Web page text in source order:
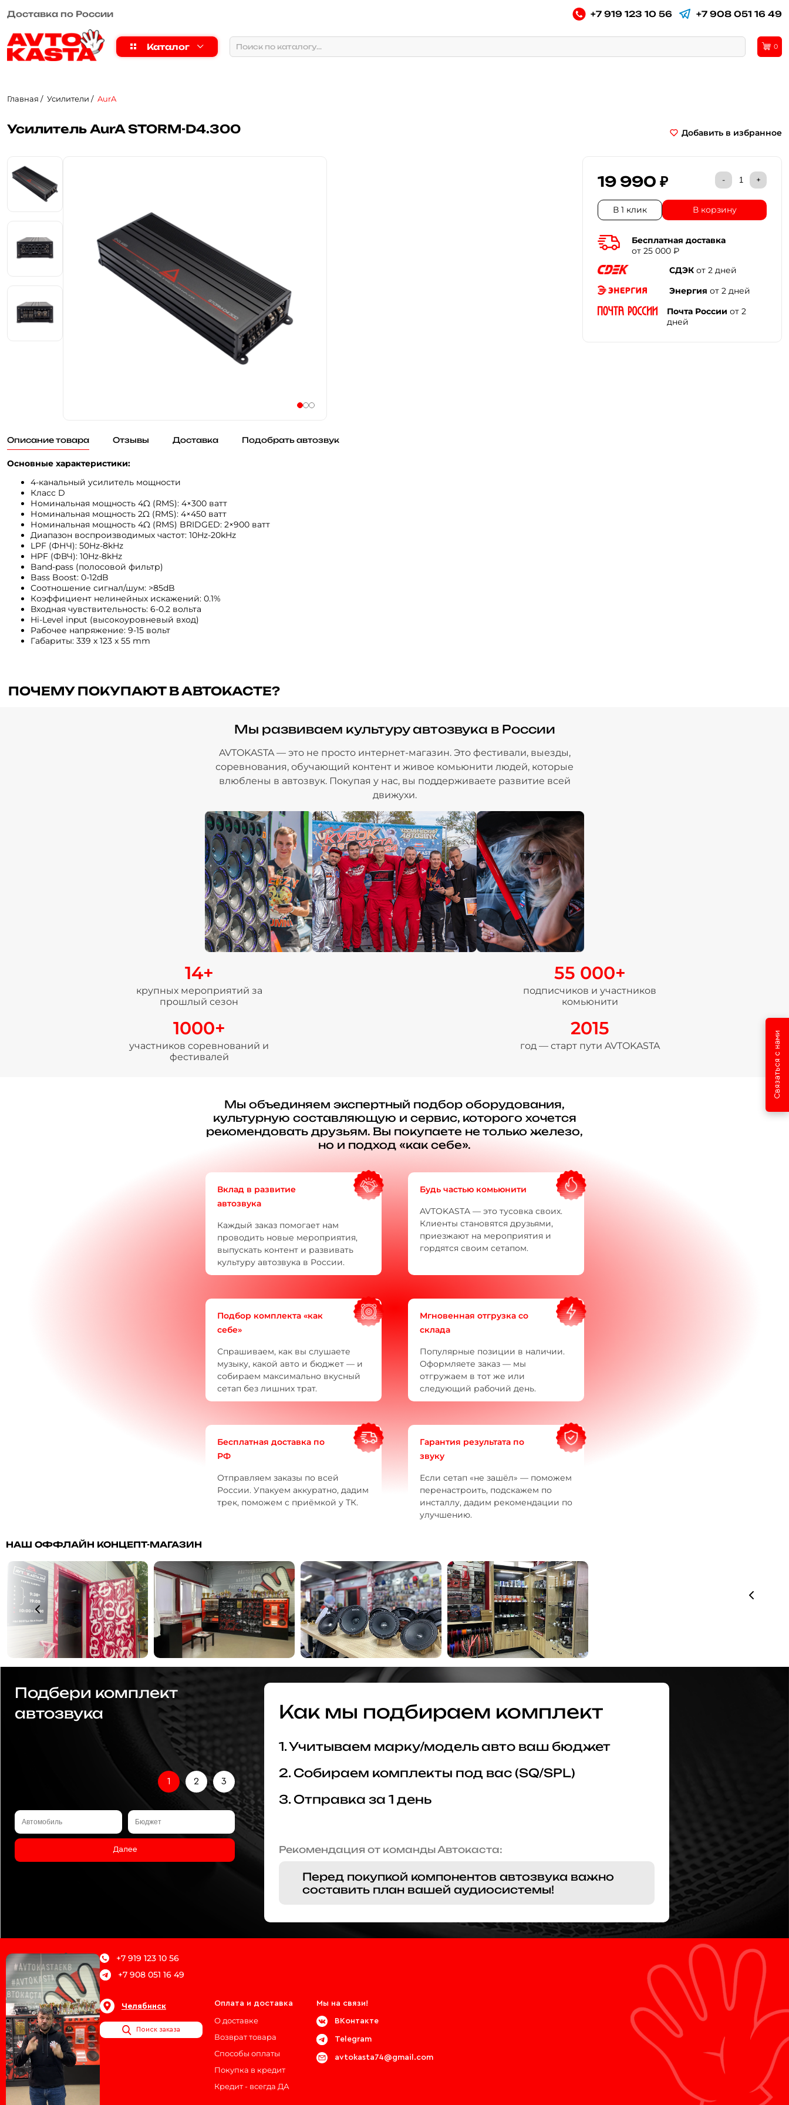
Рассрочка или кредит +7 919 123 10 56 +7 908 051 16 49
Каталог 0
Главная Усилители AurA
Усилитель AurA STORM-D4.300 Добавить в избранное
19 990 ₽ - +
В 1 клик В корзину
Бесплатная доставка
от 25 000 ₽
СДЭК от 2 дней
Энергия от 2 дней
Почта России от 2
дней
Описание товара Отзывы Доставка Подобрать автозвук
Основные характеристики:
4-канальный усилитель мощности
Класс D
Номинальная мощность 4Ω (RMS): 4×300 ватт
Номинальная мощность 2Ω (RMS): 4×450 ватт
Номинальная мощность 4Ω (RMS) BRIDGED: 2×900 ватт
Диапазон воспроизводимых частот: 10Hz-20kHz
LPF (ФНЧ): 50Hz-8kHz
HPF (ФВЧ): 10Hz-8kHz
Band-pass (полосовой фильтр)
Bass Boost: 0-12dB
Соотношение сигнал/шум: >85dB
Коэффициент нелинейных искажений: 0.1%
Входная чувствительность: 6-0.2 вольта
Hi-Level input (высокоуровневый вход)
Рабочее напряжение: 9-15 вольт
Габариты: 339 x 123 x 55 mm
ПОЧЕМУ ПОКУПАЮТ В АВТОКАСТЕ?
Мы развиваем культуру автозвука в России
AVTOKASTA — это не просто интернет-магазин. Это фестивали, выезды,
соревнования, обучающий контент и живое комьюнити людей, которые
влюблены в автозвук. Покупая у нас, вы поддерживаете развитие всей
движухи.
14+
крупных мероприятий за
прошлый сезон
55 000+
подписчиков и участников
комьюнити
1000+
участников соревнований и
фестивалей
2015
год — старт пути AVTOKASTA
Мы объединяем экспертный подбор оборудования,
культурную составляющую и сервис, которого хочется
рекомендовать друзьям. Вы покупаете не только железо,
но и подход «как себе».
Вклад в развитие
автозвука
Каждый заказ помогает нам
проводить новые мероприятия,
выпускать контент и развивать
культуру автозвука в России.
Будь частью комьюнити
AVTOKASTA — это тусовка своих.
Клиенты становятся друзьями,
приезжают на мероприятия и
гордятся своим сетапом.
Подбор комплекта «как
себе»
Спрашиваем, как вы слушаете
музыку, какой авто и бюджет — и
собираем максимально вкусный
сетап без лишних трат.
Мгновенная отгрузка со
склада
Популярные позиции в наличии.
Оформляете заказ — мы
отгружаем в тот же или
следующий рабочий день.
Бесплатная доставка по
РФ
Отправляем заказы по всей
России. Упакуем аккуратно, дадим
трек, поможем с приёмкой у ТК.
Гарантия результата по
звуку
Если сетап «не зашёл» — поможем
перенастроить, подскажем по
инсталлу, дадим рекомендации по
улучшению.
НАШ ОФФЛАЙН КОНЦЕПТ-МАГАЗИН
Подбери комплект
автозвука
1 2 3
Далее
Как мы подбираем комплект
1. Учитываем марку/модель авто ваш бюджет
2. Собираем комплекты под вас (SQ/SPL)
3. Отправка за 1 день
Рекомендация от команды Автокаста:
Перед покупкой компонентов автозвука важно
составить план вашей аудиосистемы!
+7 919 123 10 56
+7 908 051 16 49
Челябинск
Поиск заказа
О магазине
Блог
Наши сертификаты
Реквизиты
Контакты
Оплата и доставка
О доставке
Возврат товара
Способы оплаты
Покупка в кредит
Кредит - всегда ДА
Мы на связи!
ВКонтакте
Telegram
avtokasta74@gmail.com
Связаться с нами